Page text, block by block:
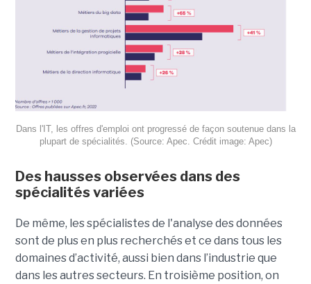
Dans l'IT, les offres d'emploi ont progressé de façon soutenue dans la
plupart de spécialités. (Source: Apec. Crédit image: Apec)
Des hausses observées dans des
spécialités variées
De même, les spécialistes de l'analyse des données
sont de plus en plus recherchés et ce dans tous les
domaines d’activité, aussi bien dans l’industrie que
dans les autres secteurs. En troisième position, on